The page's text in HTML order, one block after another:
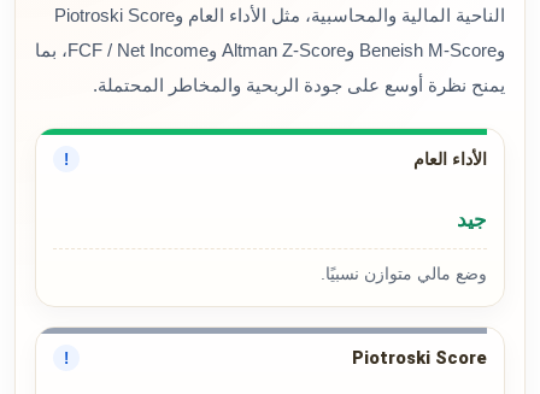
الناحية المالية والمحاسبية، مثل الأداء العام وPiotroski Score
وBeneish M-Score وAltman Z-Score وFCF / Net Income، بما
يمنح نظرة أوسع على جودة الربحية والمخاطر المحتملة.
الأداء العام !
جيد
وضع مالي متوازن نسبيًا.
Piotroski Score
!